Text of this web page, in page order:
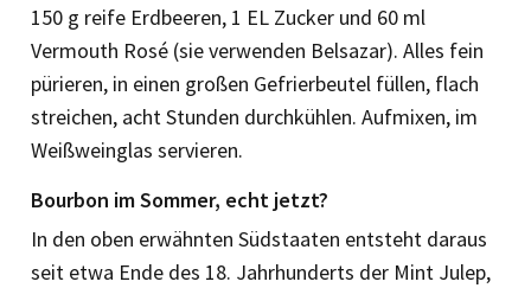
150 g reife Erdbeeren, 1 EL Zucker und 60 ml
Vermouth Rosé (sie verwenden Belsazar). Alles fein
pürieren, in einen großen Gefrierbeutel füllen, flach
streichen, acht Stunden durchkühlen. Aufmixen, im
Weißweinglas servieren.
Bourbon im Sommer, echt jetzt?
In den oben erwähnten Südstaaten entsteht daraus
seit etwa Ende des 18. Jahrhunderts der Mint Julep,